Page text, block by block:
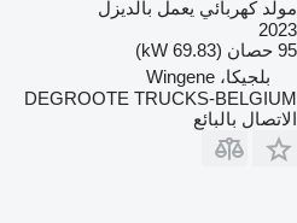
مولد كهربائي يعمل بالديزل
2023
95 حصان (69.83 kW)
بلجيكا، Wingene
DEGROOTE TRUCKS-BELGIUM
الاتصال بالبائع